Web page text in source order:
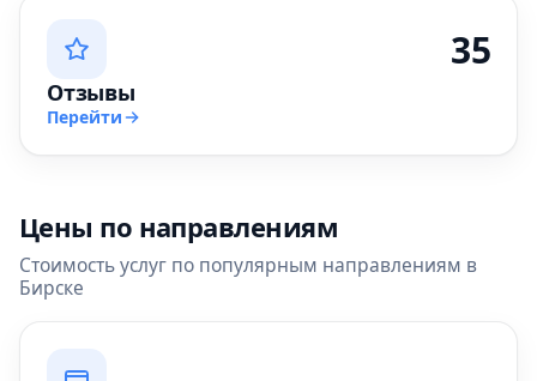
35
Отзывы
Перейти
Цены по направлениям
Стоимость услуг по популярным направлениям в
Бирске